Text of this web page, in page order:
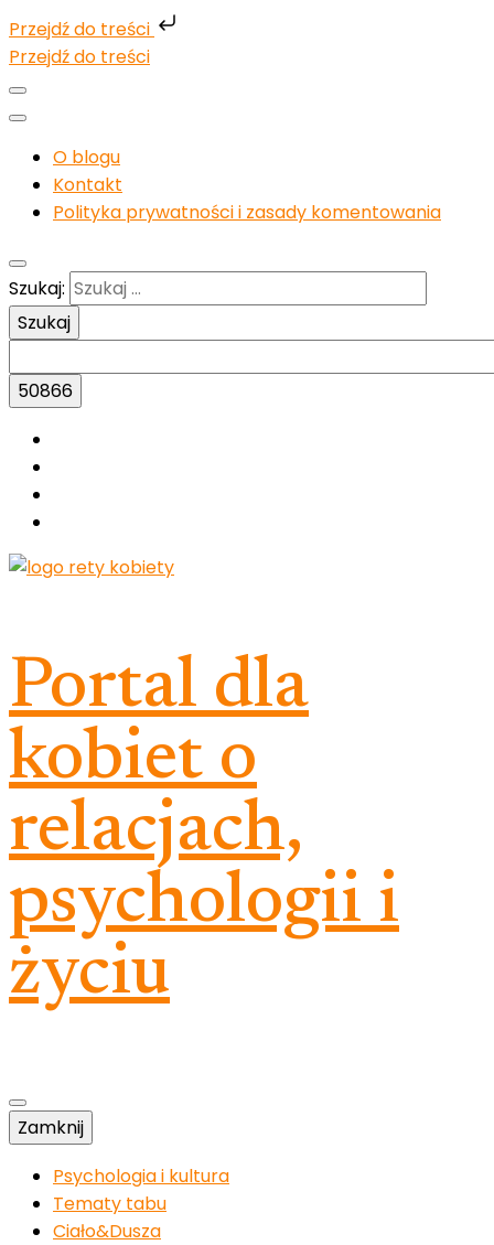
Przejdź do treści
Przejdź do treści
O blogu
Kontakt
Polityka prywatności i zasady komentowania
Szukaj:
Portal dla
kobiet o
relacjach,
psychologii i
życiu
Zamknij
Psychologia i kultura
Tematy tabu
Ciało&Dusza